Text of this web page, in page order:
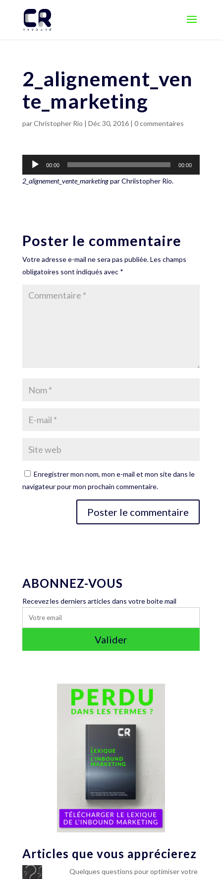
2_alignement_ven
te_marketing
parChristopher Rio | Déc 30, 2016| 0 commentaires
00:00 00:00
2_alignement_vente_marketingpar Chriistopher Rio.
Poster le commentaire
Votre adresse e-mail ne sera pas publiée.Les champs
obligatoires sont indiqués avec *
Enregistrer mon nom, mon e-mail et mon site dans le
navigateur pour mon prochain commentaire.
ABONNEZ-VOUS
Recevez les derniers articles dans votre boite mail
Articles que vous apprécierez
Quelques questions pour optimiser votre